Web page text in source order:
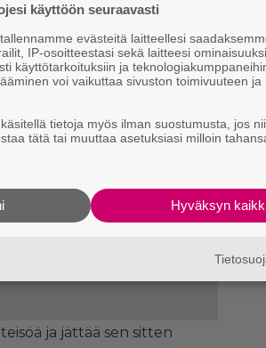
ja jättää sen sitten
käyttöön seuraavasti
evästeitä laitteellesi
IP-osoitteestasi sekä laitteesi
käyttötarkoituksiin ja
voi vaikuttaa sivuston toimivuuteen ja
tietoja myös ilman suostumusta, jos
tätä tai muuttaa asetuksiasi milloin
Hyväksyn